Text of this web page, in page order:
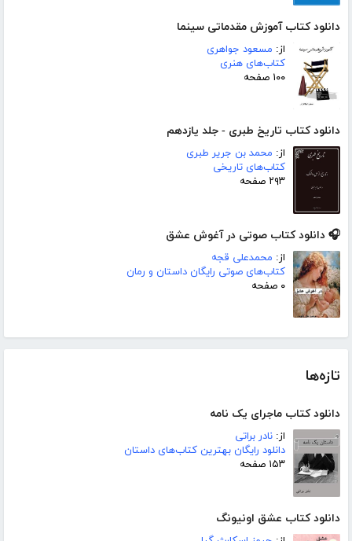
دانلود کتاب آموزش مقدماتی سینما
از: مسعود جواهری
کتاب‌های هنری
۱۰۰ صفحه
دانلود کتاب تاریخ طبری - جلد یازدهم
از: محمد بن جریر طبری
کتاب‌های تاریخی
۲۹۳ صفحه
🎧 دانلود کتاب صوتی در آغوش عشق
از: محمدعلی قجه
کتاب‌های صوتی رایگان داستان و رمان
۰ صفحه
تازه‌ها
دانلود کتاب ماجرای یک نامه
از: نادر براتی
دانلود رایگان بهترین کتاب‌های داستان
۱۵۳ صفحه
دانلود کتاب عشق اونیونگ